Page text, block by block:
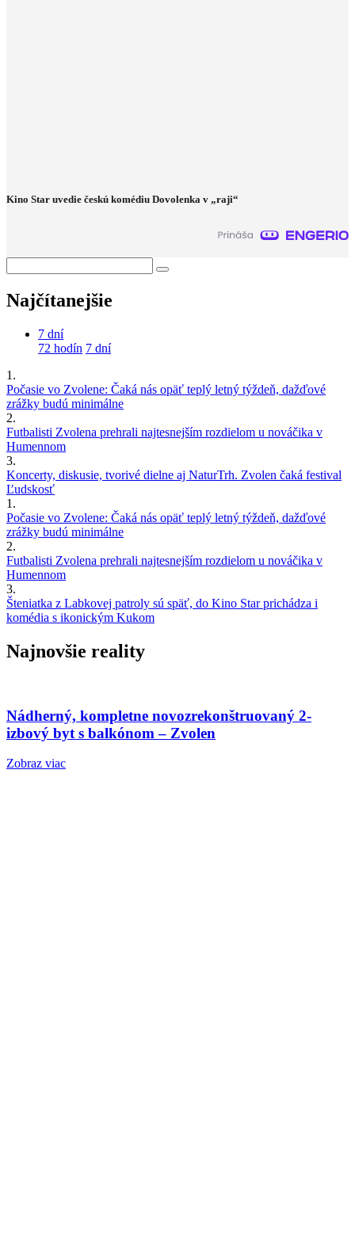
Kino Star uvedie českú komédiu Dovolenka v „raji“
Najčítanejšie
7 dní
72 hodín 7 dní
1.
Počasie vo Zvolene: Čaká nás opäť teplý letný týždeň, dažďové
zrážky budú minimálne
2.
Futbalisti Zvolena prehrali najtesnejším rozdielom u nováčika v
Humennom
3.
Koncerty, diskusie, tvorivé dielne aj NaturTrh. Zvolen čaká festival
Ľudskosť
1.
Počasie vo Zvolene: Čaká nás opäť teplý letný týždeň, dažďové
zrážky budú minimálne
2.
Futbalisti Zvolena prehrali najtesnejším rozdielom u nováčika v
Humennom
3.
Šteniatka z Labkovej patroly sú späť, do Kino Star prichádza i
komédia s ikonickým Kukom
Najnovšie reality
Nádherný, kompletne novozrekonštruovaný 2-
izbový byt s balkónom – Zvolen
Zobraz viac